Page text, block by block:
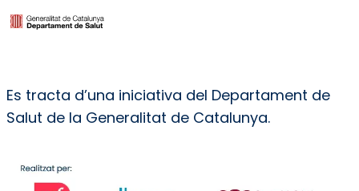
Es tracta d’una iniciativa del Departament de
Salut de la Generalitat de Catalunya.